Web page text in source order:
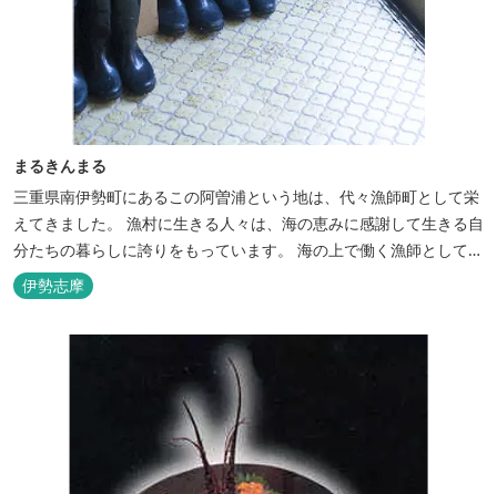
まるきんまる
三重県南伊勢町にあるこの阿曽浦という地は、代々漁師町として栄
えてきました。 漁村に生きる人々は、海の恵みに感謝して生きる自
分たちの暮らしに誇りをもっています。 海の上で働く漁師として、
自然とのかかわりを次世代につなぐ役割を果たすためにゲストハウ
スを始めました。 当ゲストハウスは一棟貸しです。 二階建ての一
軒家とウッドデッキ、 屋外リビングでゆったり過ごしていただけま
伊勢志摩